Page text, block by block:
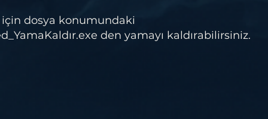
için dosya konumundaki
den yamayı kaldırabilirsiniz.